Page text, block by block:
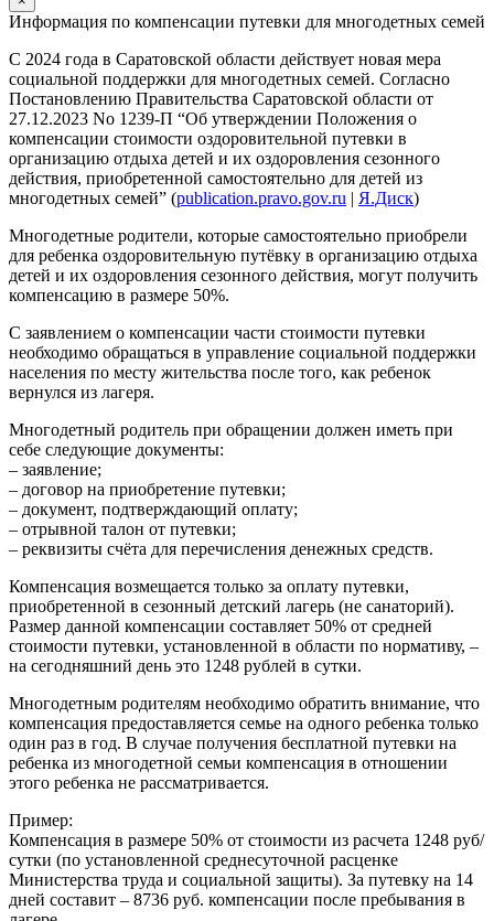
Информация по компенсации путевки для многодетных семей
С 2024 года в Саратовской области действует новая мера
социальной поддержки для многодетных семей. Согласно
Постановлению Правительства Саратовской области от
27.12.2023 No 1239-П “Об утверждении Положения о
компенсации стоимости оздоровительной путевки в
организацию отдыха детей и их оздоровления сезонного
действия, приобретенной самостоятельно для детей из
многодетных семей” (publication.pravo.gov.ru | Я.Диск)
Многодетные родители, которые самостоятельно приобрели
для ребенка оздоровительную путёвку в организацию отдыха
детей и их оздоровления сезонного действия, могут получить
компенсацию в размере 50%.
С заявлением о компенсации части стоимости путевки
необходимо обращаться в управление социальной поддержки
населения по месту жительства после того, как ребенок
вернулся из лагеря.
Многодетный родитель при обращении должен иметь при
себе следующие документы:
– заявление;
– договор на приобретение путевки;
– документ, подтверждающий оплату;
– отрывной талон от путевки;
– реквизиты счёта для перечисления денежных средств.
Компенсация возмещается только за оплату путевки,
приобретенной в сезонный детский лагерь (не санаторий).
Размер данной компенсации составляет 50% от средней
стоимости путевки, установленной в области по нормативу, –
на сегодняшний день это 1248 рублей в сутки.
Многодетным родителям необходимо обратить внимание, что
компенсация предоставляется семье на одного ребенка только
один раз в год. В случае получения бесплатной путевки на
ребенка из многодетной семьи компенсация в отношении
этого ребенка не рассматривается.
Пример:
Компенсация в размере 50% от стоимости из расчета 1248 руб/
сутки (по установленной среднесуточной расценке
Министерства труда и социальной защиты). За путевку на 14
дней составит – 8736 руб. компенсации после пребывания в